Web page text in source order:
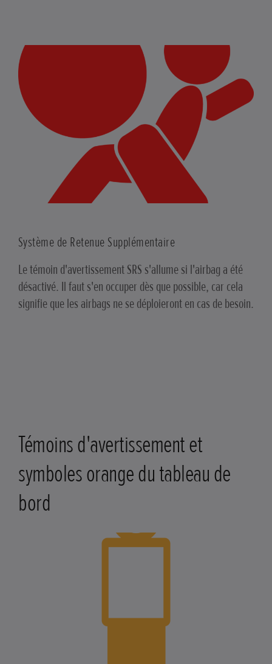
Système de Retenue Supplémentaire
Le témoin d'avertissement SRS s'allume si l'airbag a été
désactivé. Il faut s'en occuper dès que possible, car cela
signifie que les airbags ne se déploieront en cas de besoin.
Témoins d'avertissement et
symboles orange du tableau de
bord